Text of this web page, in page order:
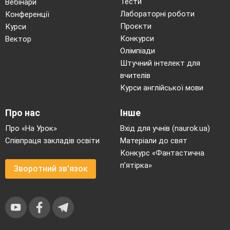
Вебінари
Конференції
Курси
Вектор
Лабораторні роботи
Проєкти
Конкурси
Олімпіади
Штучний інтелект для
вчителів
Курси англійської мови
Про нас
Про «На Урок»
Співпраця закладів освіти
Зворотний зв'язок
Інше
Вхід для учнів (naurok.ua)
Матеріали до свят
Конкурс «Фантастична
п’ятірка»